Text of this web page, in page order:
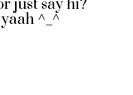
just say hi?
^_^